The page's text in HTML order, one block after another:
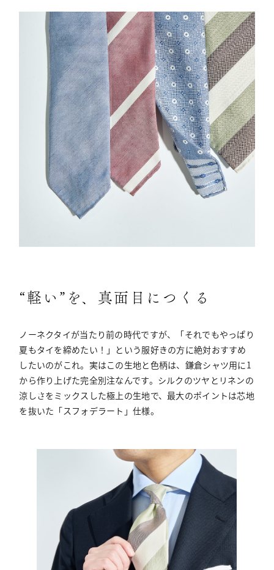
“軽い”を、真面目につくる
ノーネクタイが当たり前の時代ですが、「それでもやっぱり
夏もタイを締めたい！」という服好きの方に絶対おすすめ
したいのがこれ。実はこの生地と色柄は、鎌倉シャツ用に1
から作り上げた完全別注なんです。シルクのツヤとリネンの
涼しさをミックスした極上の生地で、最大のポイントは芯地
を抜いた「スフォデラート」仕様。